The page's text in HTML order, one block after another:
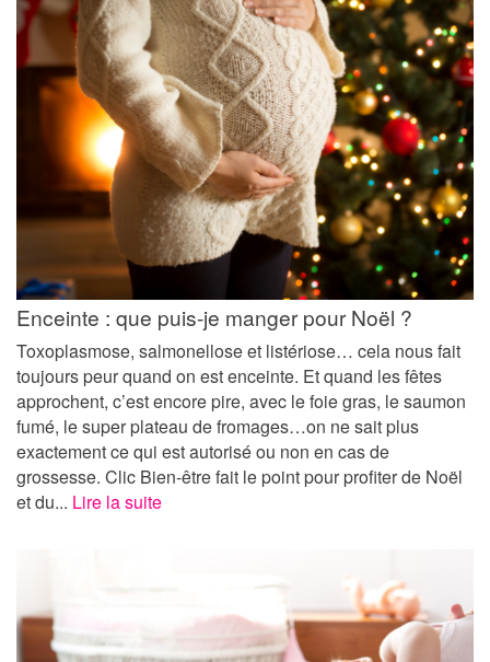
Enceinte : que puis-je manger pour Noël ?
Toxoplasmose, salmonellose et listériose… cela nous fait
toujours peur quand on est enceinte. Et quand les fêtes
approchent, c’est encore pire, avec le foie gras, le saumon
fumé, le super plateau de fromages…on ne sait plus
exactement ce qui est autorisé ou non en cas de
grossesse. Clic Bien-être fait le point pour profiter de Noël
et du... Lire la suite